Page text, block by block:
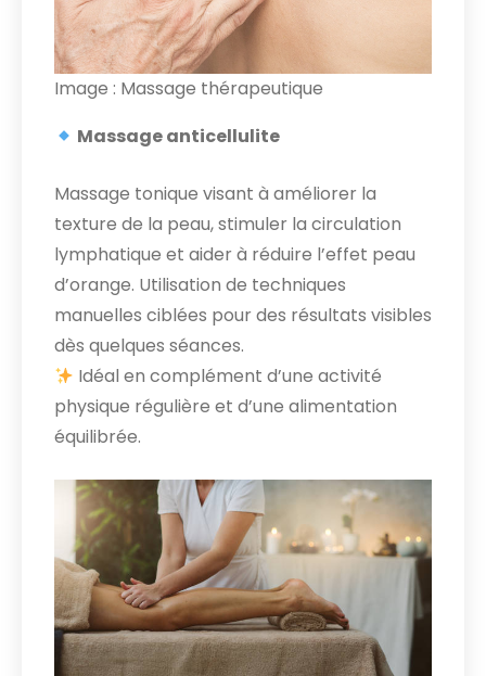
Image : Massage thérapeutique
Massage anticellulite
Massage tonique visant à améliorer la
texture de la peau, stimuler la circulation
lymphatique et aider à réduire l’effet peau
d’orange. Utilisation de techniques
manuelles ciblées pour des résultats visibles
dès quelques séances.
Idéal en complément d’une activité
physique régulière et d’une alimentation
équilibrée.